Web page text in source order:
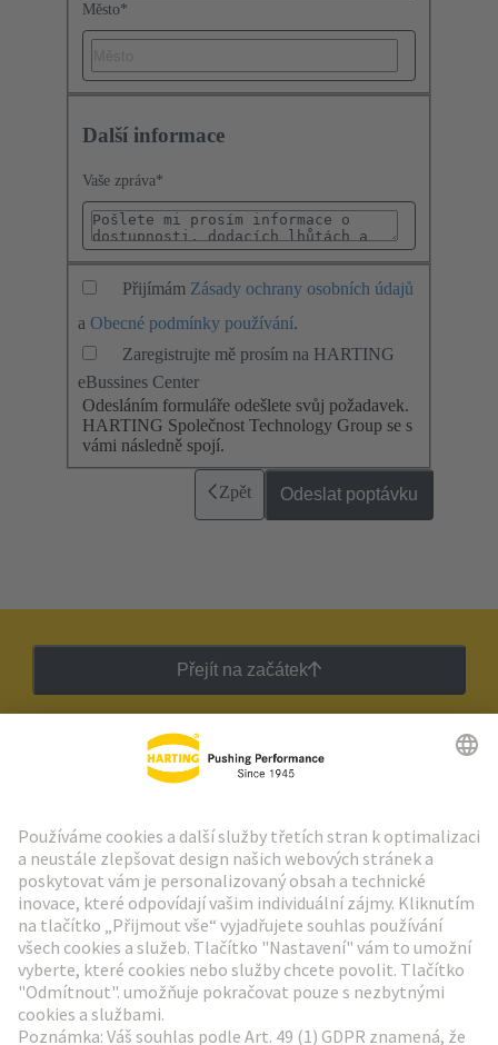
Město*
Další informace
Vaše zpráva*
Přijímám Zásady ochrany osobních údajů
a Obecné podmínky používání.
Zaregistrujte mě prosím na HARTING
eBussines Center
Odesláním formuláře odešlete svůj požadavek.
HARTING Společnost Technology Group se s
vámi následně spojí.
Zpět Odeslat poptávku
Přejít na začátek
Zpravodaj HARTING
Přejít na registraci
Social Media